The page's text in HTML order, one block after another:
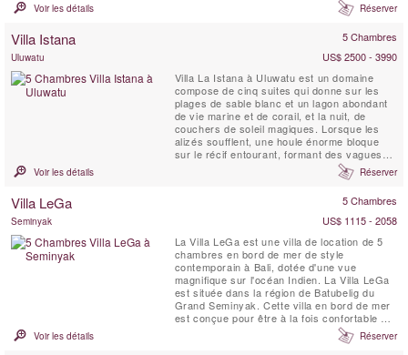
Voir les détails Réserver
Villa Istana 5 Chambres
Uluwatu
US$ 2500 - 3990
Villa La Istana à Uluwatu est un domaine
compose de cinq suites qui donne sur les
plages de sable blanc et un lagon abondant
de vie marine et de corail, et la nuit, de
couchers de soleil magiques. Lorsque les
alizés soufflent, une houle énorme bloque
sur le récif entourant, formant des vagues
qui attirent l'attention du monde du surf.
Voir les détails Réserver
Villa LeGa 5 Chambres
Seminyak
US$ 1115 - 2058
La Villa LeGa est une villa de location de 5
chambres en bord de mer de style
contemporain à Bali, dotée d'une vue
magnifique sur l'océan Indien. La Villa LeGa
est située dans la région de Batubelig du
Grand Seminyak. Cette villa en bord de mer
est conçue pour être à la fois confortable et
chic. Elle bénéficie également d'une vue à
180 degrés sur le coucher de soleil et
Voir les détails Réserver